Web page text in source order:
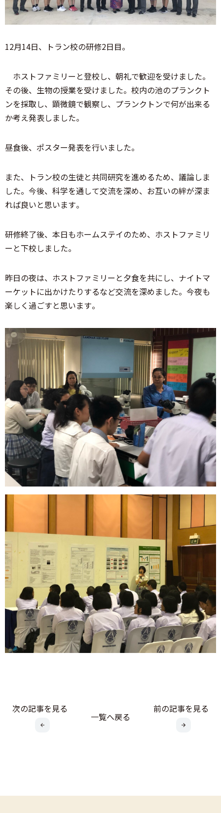
12月14日、トラン校の研修2日目。
ホストファミリーと登校し、朝礼で歓迎を受けました。
その後、生物の授業を受けました。校内の池のプランクト
ンを採取し、顕微鏡で観察し、プランクトンで何が出来る
か考え発表しました。
昼食後、ポスター発表を行いました。
また、トラン校の生徒と共同研究を進めるため、議論しま
した。今後、科学を通して交流を深め、お互いの絆が深ま
れば良いと思います。
研修終了後、本日もホームステイのため、ホストファミリ
ーと下校しました。
昨日の夜は、ホストファミリーと夕食を共にし、ナイトマ
ーケットに出かけたりするなど交流を深めました。今夜も
楽しく過ごすと思います。
次の記事を見る
一覧へ戻る
前の記事を見る